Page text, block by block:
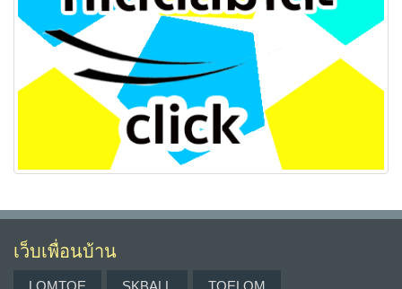
เว็บเพื่อนบ้าน
LOMTOE SKBALL TOELOM